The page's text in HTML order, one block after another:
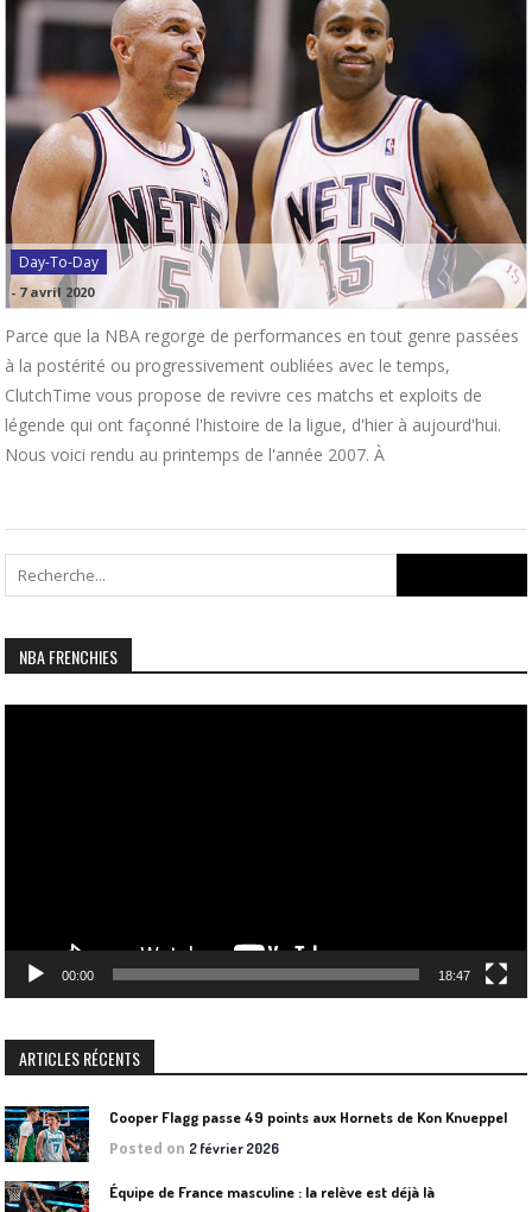
Day-To-Day
- 7 avril 2020
Parce que la NBA regorge de performances en tout genre passées
à la postérité ou progressivement oubliées avec le temps,
ClutchTime vous propose de revivre ces matchs et exploits de
légende qui ont façonné l'histoire de la ligue, d'hier à aujourd'hui.
Nous voici rendu au printemps de l'année 2007. À
for:
NBA FRENCHIES
00:00 18:47
ARTICLES RÉCENTS
Cooper Flagg passe 49 points aux Hornets de Kon Knueppel
Posted on 2 février 2026
Équipe de France masculine : la relève est déjà là